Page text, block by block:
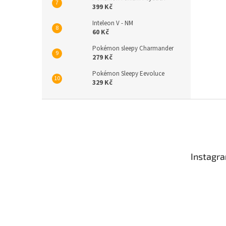
399 Kč
Inteleon V - NM
60 Kč
Pokémon sleepy Charmander
279 Kč
Pokémon Sleepy Eevoluce
329 Kč